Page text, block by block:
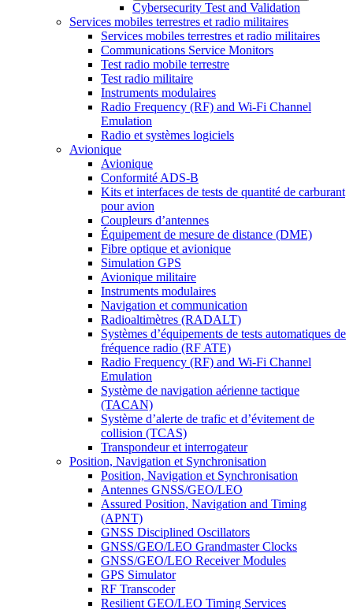
Cybersecurity Test and Validation
Services mobiles terrestres et radio militaires
Services mobiles terrestres et radio militaires
Communications Service Monitors
Test radio mobile terrestre
Test radio militaire
Instruments modulaires
Radio Frequency (RF) and Wi-Fi Channel
Emulation
Radio et systèmes logiciels
Avionique
Avionique
Conformité ADS-B
Kits et interfaces de tests de quantité de carburant
pour avion
Coupleurs d’antennes
Équipement de mesure de distance (DME)
Fibre optique et avionique
Simulation GPS
Avionique militaire
Instruments modulaires
Navigation et communication
Radioaltimètres (RADALT)
Systèmes d’équipements de tests automatiques de
fréquence radio (RF ATE)
Radio Frequency (RF) and Wi-Fi Channel
Emulation
Système de navigation aérienne tactique
(TACAN)
Système d’alerte de trafic et d’évitement de
collision (TCAS)
Transpondeur et interrogateur
Position, Navigation et Synchronisation
Position, Navigation et Synchronisation
Antennes GNSS/GEO/LEO
Assured Position, Navigation and Timing
(APNT)
GNSS Disciplined Oscillators
GNSS/GEO/LEO Grandmaster Clocks
GNSS/GEO/LEO Receiver Modules
GPS Simulator
RF Transcoder
Resilient GEO/LEO Timing Services